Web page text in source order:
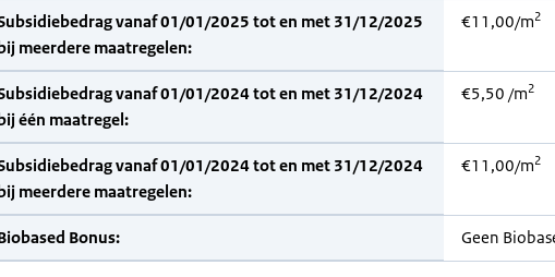
vanaf 01/01/2025 tot en met 31/12/2025
meerdere maatregelen:
€11,00/m2
vanaf 01/01/2024 tot en met 31/12/2024
één maatregel:
€5,50 /m2
vanaf 01/01/2024 tot en met 31/12/2024
meerdere maatregelen:
€11,00/m2
Bonus: Geen